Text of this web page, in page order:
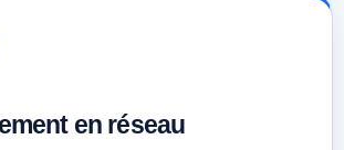
en réseau